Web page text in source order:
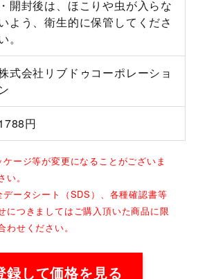
・開封後は、ほこりや虫が入らな
よう、衛生的に保管してくださ
。
式会社リブドゥコーポレーショ
ン
円
ージ等が変更になることがございま
。
ータシート（SDS）、各種確認書等
につきましてはご購入頂いた商品に限
わせください。
録して価格を見る